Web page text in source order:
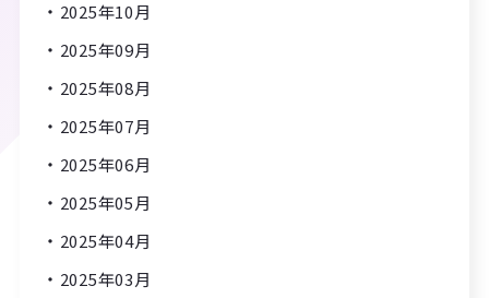
2025年10月
2025年09月
2025年08月
2025年07月
2025年06月
2025年05月
2025年04月
2025年03月